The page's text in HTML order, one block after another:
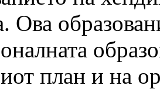
Ова
план и на